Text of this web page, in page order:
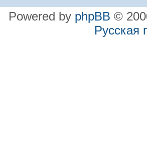
Powered by phpBB ©
Русская